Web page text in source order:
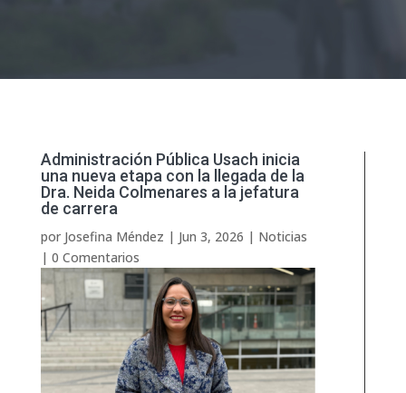
Administración Pública Usach inicia
una nueva etapa con la llegada de la
Dra. Neida Colmenares a la jefatura
de carrera
por Josefina Méndez | Jun 3, 2026 | Noticias
| 0 Comentarios